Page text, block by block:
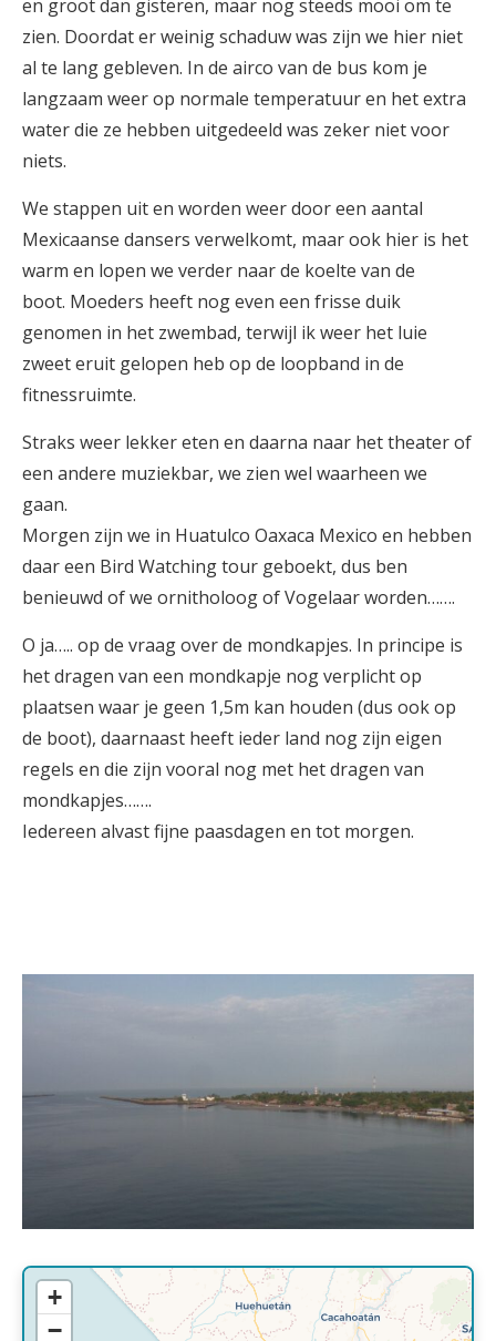
en groot dan gisteren, maar nog steeds mooi om te
zien. Doordat er weinig schaduw was zijn we hier niet
al te lang gebleven. In de airco van de bus kom je
langzaam weer op normale temperatuur en het extra
water die ze hebben uitgedeeld was zeker niet voor
niets.
We stappen uit en worden weer door een aantal
Mexicaanse dansers verwelkomt, maar ook hier is het
warm en lopen we verder naar de koelte van de
boot. Moeders heeft nog even een frisse duik
genomen in het zwembad, terwijl ik weer het luie
zweet eruit gelopen heb op de loopband in de
fitnessruimte.
Straks weer lekker eten en daarna naar het theater of
een andere muziekbar, we zien wel waarheen we
gaan.
Morgen zijn we in Huatulco Oaxaca Mexico en hebben
daar een Bird Watching tour geboekt, dus ben
benieuwd of we ornitholoog of Vogelaar worden…….
O ja….. op de vraag over de mondkapjes. In principe is
het dragen van een mondkapje nog verplicht op
plaatsen waar je geen 1,5m kan houden (dus ook op
de boot), daarnaast heeft ieder land nog zijn eigen
regels en die zijn vooral nog met het dragen van
mondkapjes…….
Iedereen alvast fijne paasdagen en tot morgen.
+
−